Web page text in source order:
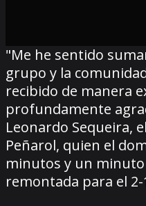
"Me he sentido
grupo y la
recibido de manera
profundamente
Leonardo Sequeira,
Peñarol, quien el
minutos y un
remontada para el